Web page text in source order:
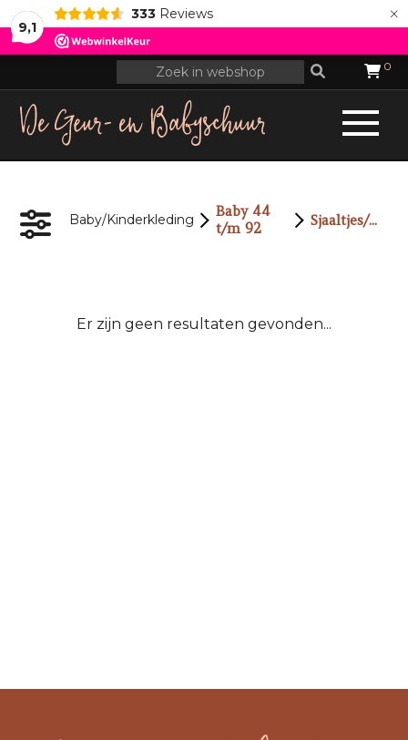
9,1
333 Reviews ×
0
Baby/Kinderkleding
Baby 44
t/m 92
Sjaaltjes/Wantjes
Er zijn geen resultaten gevonden...